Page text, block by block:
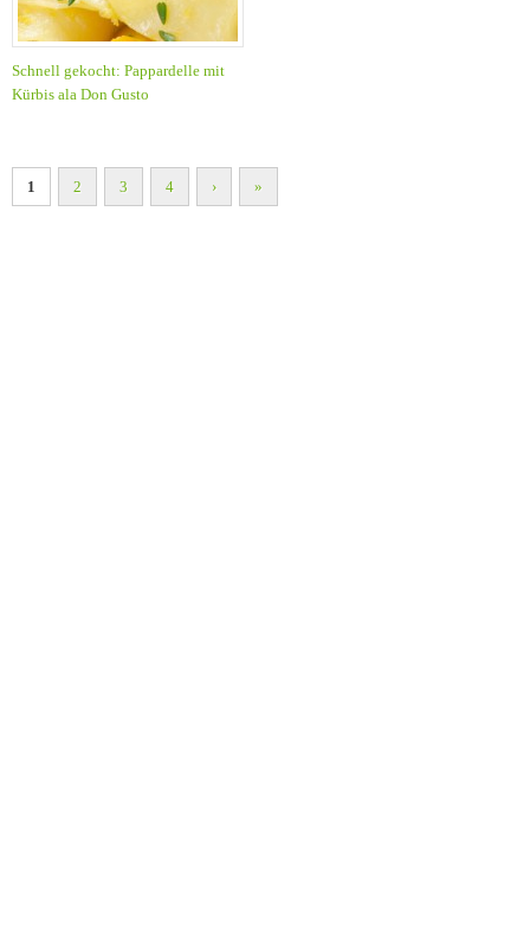
Schnell gekocht: Pappardelle mit
Kürbis ala Don Gusto
1 2 3 4 › »